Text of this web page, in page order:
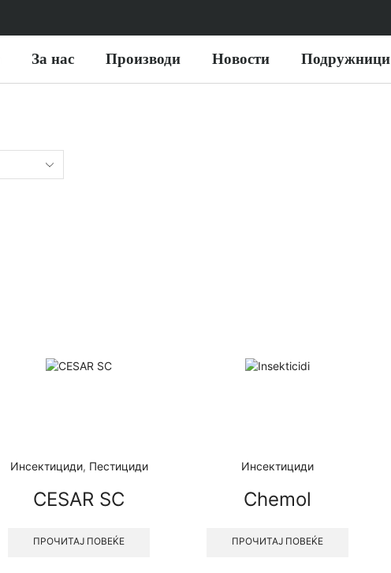
За нас Производи Новости Подружници
Инсектициди, Пестициди
CESAR SC
ПРОЧИТАЈ ПОВЕЌЕ
Инсектициди
Chemol
ПРОЧИТАЈ ПОВЕЌЕ